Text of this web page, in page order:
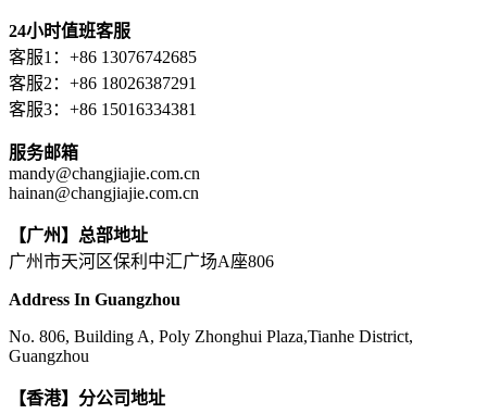
24小时值班客服
客服1：+86 13076742685
客服2：+86 18026387291
客服3：+86 15016334381
服务邮箱
mandy@changjiajie.com.cn
hainan@changjiajie.com.cn
【广州】总部地址
广州市天河区保利中汇广场A座806
Address In Guangzhou
No. 806, Building A, Poly Zhonghui Plaza,Tianhe District,
Guangzhou
【香港】分公司地址